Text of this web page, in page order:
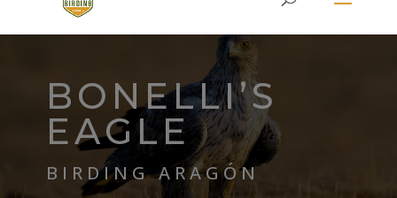
BONELLI’S
EAGLE
BIRDING ARAGÓN